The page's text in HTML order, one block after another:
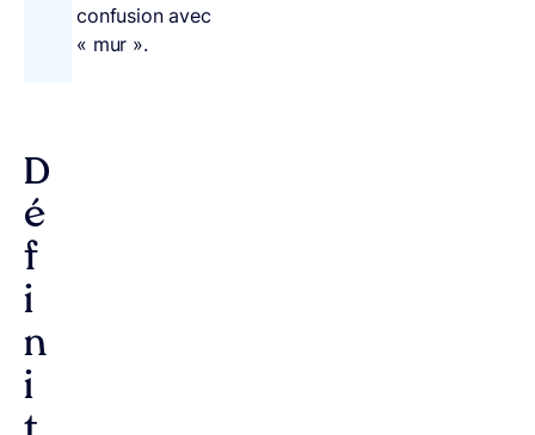
confusion avec
« mur ».
D
é
f
i
n
i